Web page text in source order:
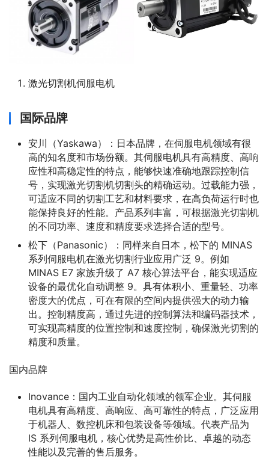
激光切割机伺服电机
国际品牌
安川（Yaskawa）：日本品牌，在伺服电机领域有很
高的知名度和市场份额。其伺服电机具有高精度、高响
应性和高稳定性的特点，能够快速准确地跟踪控制信
号，实现激光切割机切割头的精确运动。过载能力强，
可适应不同的切割工艺和材料要求，在高负荷运行时也
能保持良好的性能。产品系列丰富，可根据激光切割机
的不同功率、速度和精度要求选择合适的型号。
松下（Panasonic）：同样来自日本，松下的 MINAS
系列伺服电机在激光切割行业应用广泛 9。例如
MINAS E7 家族升级了 A7 核心算法平台，能实现适应
设备的最优化自动调整 9。具有体积小、重量轻、功率
密度大的优点，可在有限的空间内提供强大的动力输
出。控制精度高，通过先进的控制算法和编码器技术，
可实现高精度的位置控制和速度控制，确保激光切割的
精度和质量。
国内品牌
Inovance：国内工业自动化领域的领军企业。其伺服
电机具有高精度、高响应、高可靠性的特点，广泛应用
于机器人、数控机床和包装设备等领域。代表产品为
IS 系列伺服电机，核心优势是高性价比、卓越的动态
性能以及完善的售后服务。